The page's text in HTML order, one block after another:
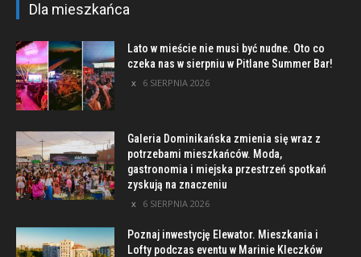
Dla mieszkańca
Lato w mieście nie musi być nudne. Oto co
czeka nas w sierpniu w Pitlane Summer Bar!
6 SIERPNIA 2026
Galeria Dominikańska zmienia się wraz z
potrzebami mieszkańców. Moda,
gastronomia i miejska przestrzeń spotkań
zyskują na znaczeniu
6 SIERPNIA 2026
Poznaj inwestycję Elewator. Mieszkania i
Lofty podczas eventu w Marinie Kleczków